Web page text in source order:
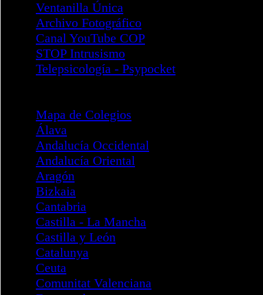
División PCIA
Área Igualdad de Género
Facultades de Psicología
Emergencias y Catástrofes
Objetivos del Área
Composición del Área
Acciones
Documentos I
Documentos II
Legislación y Protocolos
Intervención - COVID19
Intervención - DANA
Boletines